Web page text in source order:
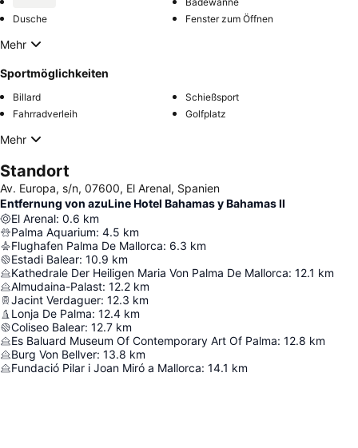
Dusche
Fenster zum Öffnen
Mehr
Sportmöglichkeiten
Billard
Schießsport
Fahrradverleih
Golfplatz
Mehr
Standort
Av. Europa, s/n, 07600, El Arenal, Spanien
Entfernung von azuLine Hotel Bahamas y Bahamas II
El Arenal: 0.6 km
Palma Aquarium: 4.5 km
Flughafen Palma De Mallorca: 6.3 km
Estadi Balear: 10.9 km
Kathedrale Der Heiligen Maria Von Palma De Mallorca: 12.1 km
Almudaina-Palast: 12.2 km
Jacint Verdaguer: 12.3 km
Lonja De Palma: 12.4 km
Coliseo Balear: 12.7 km
Es Baluard Museum Of Contemporary Art Of Palma: 12.8 km
Burg Von Bellver: 13.8 km
Fundació Pilar i Joan Miró a Mallorca: 14.1 km